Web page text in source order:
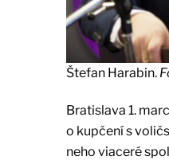
Štefan Harabin.
Bratislava 1.
o kupčení s
neho viaceré